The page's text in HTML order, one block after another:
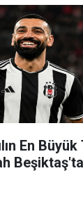
En
Beşiktaş'ta